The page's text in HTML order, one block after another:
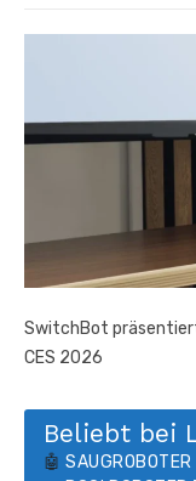
SwitchBot
CES 2026
Beliebt bei
🤖